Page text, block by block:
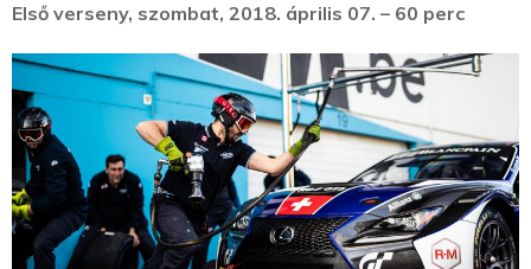
Első verseny, szombat, 2018. április 07. – 60 perc